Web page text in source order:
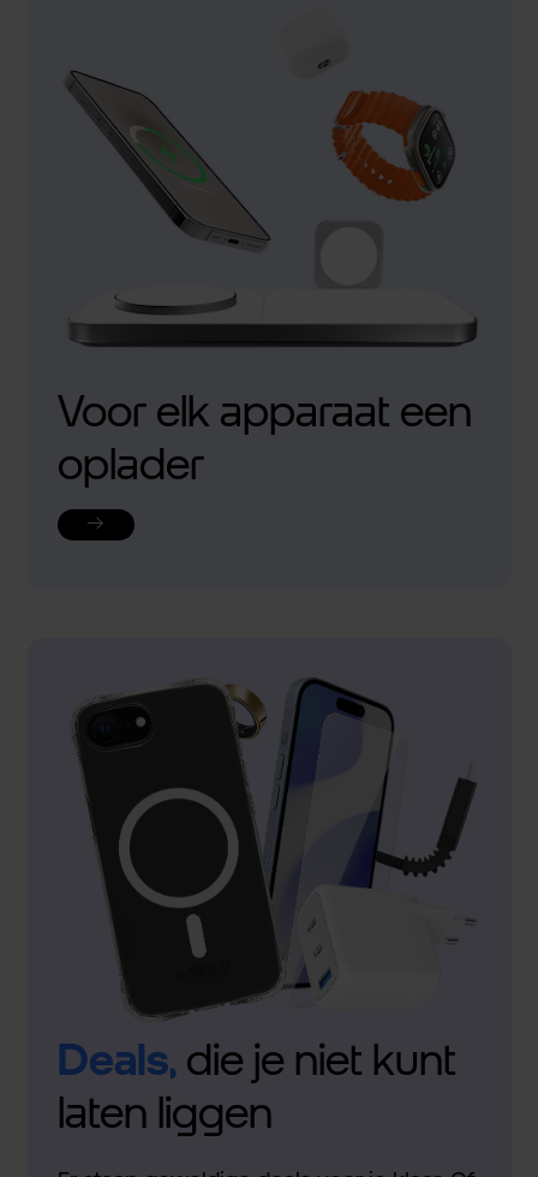
Voor elk apparaat een
oplader
Deals,die je niet kunt
laten liggen